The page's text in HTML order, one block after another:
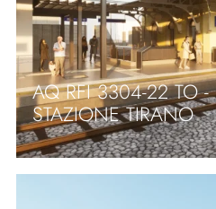
AQ RFI 3304-22 TO -
STAZIONE TIRANO